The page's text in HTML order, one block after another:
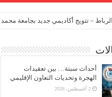
الرباط – تتويج أكاديمي جديد بجامعة
أحداث سبتة… بين تعقيدات
الهجرة وتحديات التعاون الإقليمي
2 أغسطس، 2026